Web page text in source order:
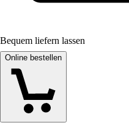
Bequem liefern lassen
Online bestellen